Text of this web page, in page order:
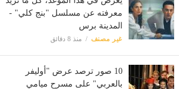
معرفته عن مسلسل "بنج كلي" -
المدينة برس
غير مصنف منذ 8 دقائق
10 صور ترصد عرض "أوليفر
بالعربي" على مسرح ميامي